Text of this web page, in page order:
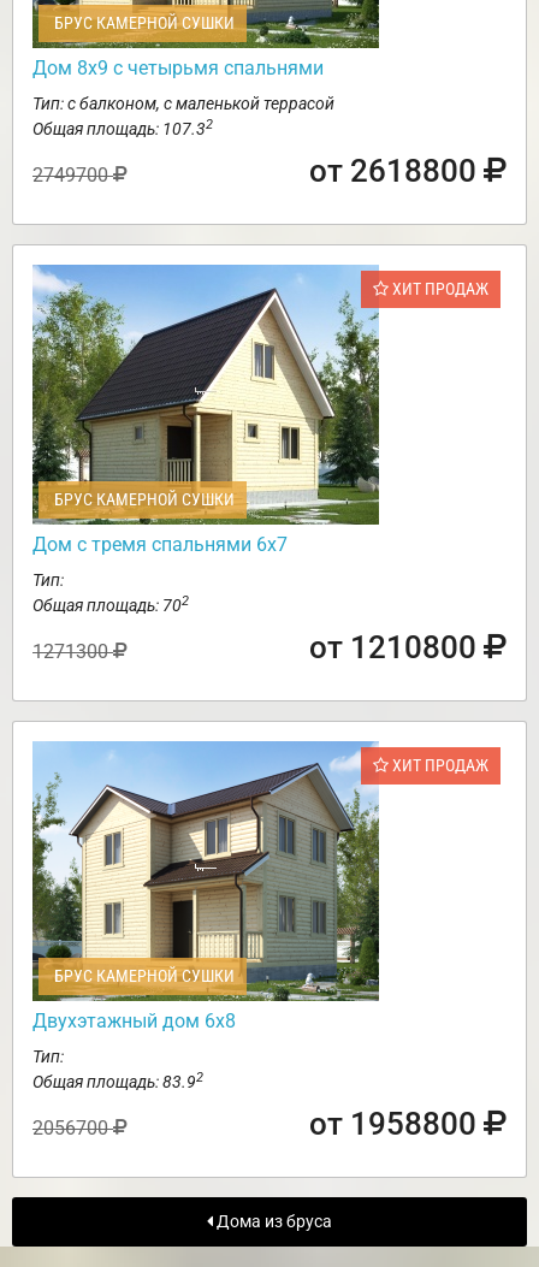
БРУС КАМЕРНОЙ СУШКИ
Дом 8х9 с четырьмя спальнями
Тип: с балконом, с маленькой террасой
Общая площадь: 107.32
2749700 от 2618800
ХИТ ПРОДАЖ
БРУС КАМЕРНОЙ СУШКИ
Дом с тремя спальнями 6х7
Тип:
Общая площадь: 702
1271300 от 1210800
ХИТ ПРОДАЖ
БРУС КАМЕРНОЙ СУШКИ
Двухэтажный дом 6х8
Тип:
Общая площадь: 83.92
2056700 от 1958800
Дома из бруса